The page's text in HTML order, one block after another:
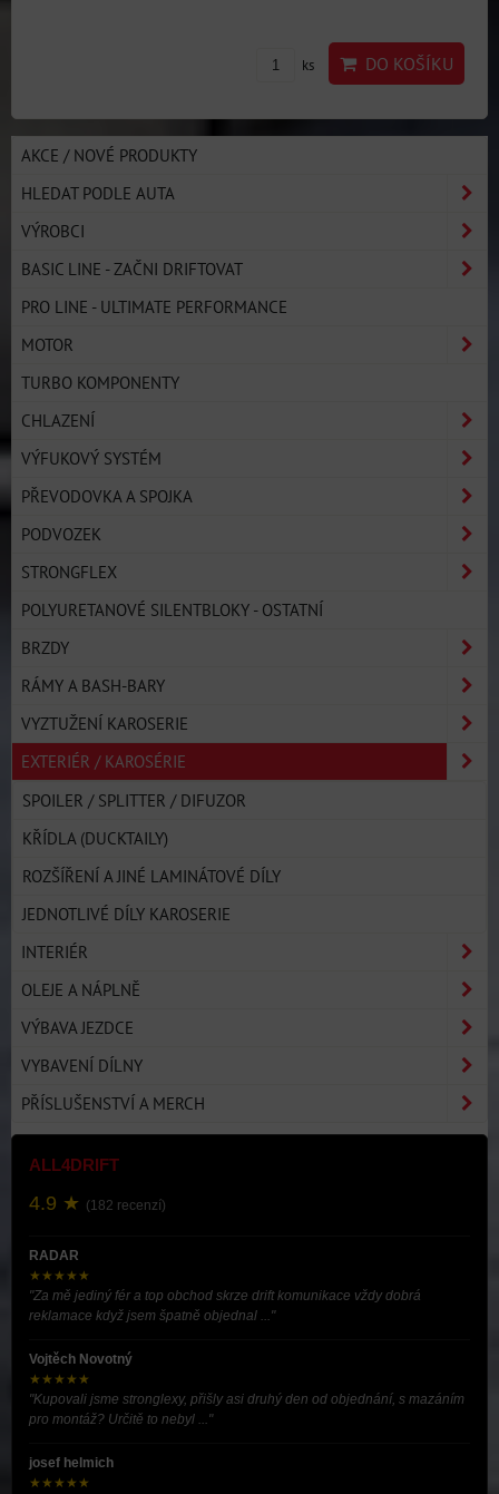
ks DO KOŠÍKU
AKCE / NOVÉ PRODUKTY
HLEDAT PODLE AUTA
VÝROBCI
BASIC LINE - ZAČNI DRIFTOVAT
PRO LINE - ULTIMATE PERFORMANCE
MOTOR
TURBO KOMPONENTY
CHLAZENÍ
VÝFUKOVÝ SYSTÉM
PŘEVODOVKA A SPOJKA
PODVOZEK
STRONGFLEX
POLYURETANOVÉ SILENTBLOKY - OSTATNÍ
BRZDY
RÁMY A BASH-BARY
VYZTUŽENÍ KAROSERIE
EXTERIÉR / KAROSÉRIE
SPOILER / SPLITTER / DIFUZOR
KŘÍDLA (DUCKTAILY)
ROZŠÍŘENÍ A JINÉ LAMINÁTOVÉ DÍLY
JEDNOTLIVÉ DÍLY KAROSERIE
INTERIÉR
OLEJE A NÁPLNĚ
VÝBAVA JEZDCE
VYBAVENÍ DÍLNY
PŘÍSLUŠENSTVÍ A MERCH
ALL4DRIFT
4.9 ★ (182 recenzí)
RADAR
★★★★★
"Za mě jediný fér a top obchod skrze drift komunikace vždy dobrá
reklamace když jsem špatně objednal ..."
Vojtěch Novotný
★★★★★
"Kupovali jsme stronglexy, přišly asi druhý den od objednání, s mazáním
pro montáž? Určitě to nebyl ..."
josef helmich
★★★★★